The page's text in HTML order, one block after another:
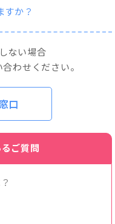
すか？
ない場合
わせください。
口
ご質問